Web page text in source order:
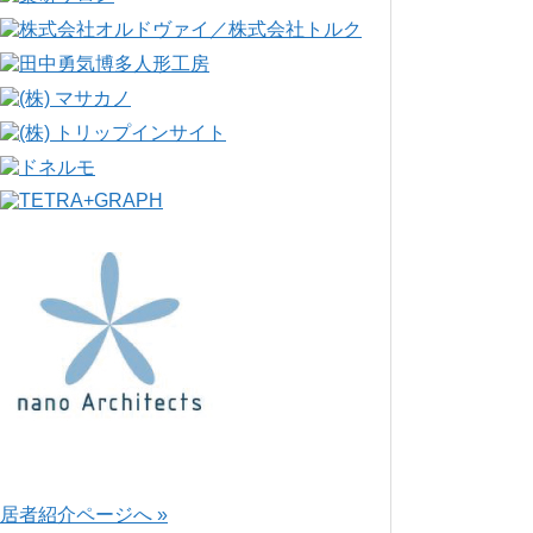
者紹介ページへ »